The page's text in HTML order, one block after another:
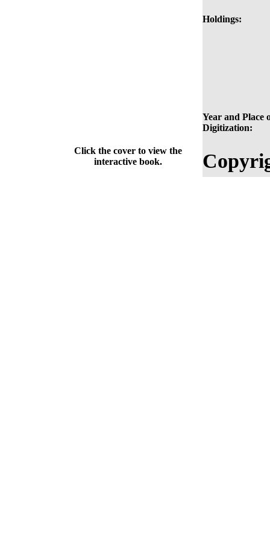
Holdings:
Year and Place
Digitization:
Click the cover to view the
interactive book.